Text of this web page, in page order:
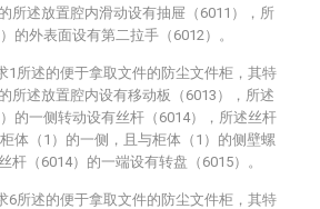
所述放置腔内滑动设有抽屉（6011），所
的外表面设有第二拉手（6012）。
1所述的便于拿取文件的防尘文件柜，其特
所述放置腔内设有移动板（6013），所述
的一侧转动设有丝杆（6014），所述丝杆
柜体（1）的一侧，且与柜体（1）的侧壁螺
杆（6014）的一端设有转盘（6015）。
6所述的便于拿取文件的防尘文件柜，其特